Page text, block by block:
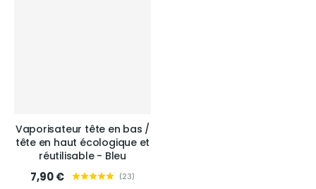
Vaporisateur tête en bas /
tête en haut écologique et
réutilisable - Bleu
7,90 € (23)